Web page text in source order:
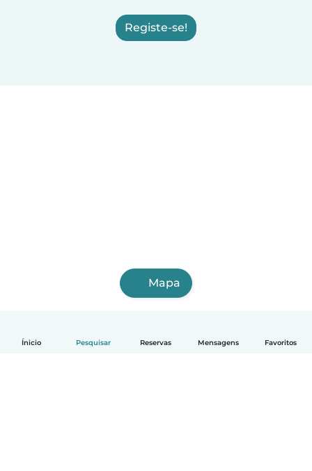
Ínicio Pesquisar Reservas Mensagens Favoritos
Registe-se!
Mapa